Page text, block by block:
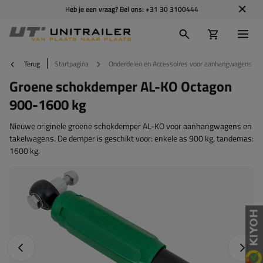
Heb je een vraag? Bel ons: +31 30 3100444
Terug Startpagina Onderdelen en Accessoires voor aanhangwagens
Groene schokdemper AL-KO Octagon
900-1600 kg
Nieuwe originele groene schokdemper AL-KO voor aanhangwagens en
takelwagens. De demper is geschikt voor: enkele as 900 kg, tandemas:
1600 kg.
Vorige foto